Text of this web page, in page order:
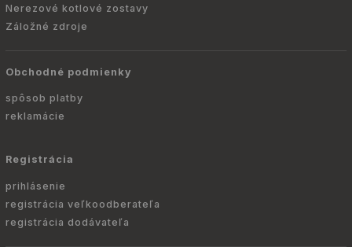
Nerezové kotlové zostavy
Záložné zdroje
Obchodné podmienky
spôsob platby
reklamácie
Registrácia
prihlásenie
registrácia veľkoodberateľa
registrácia dodávateľa